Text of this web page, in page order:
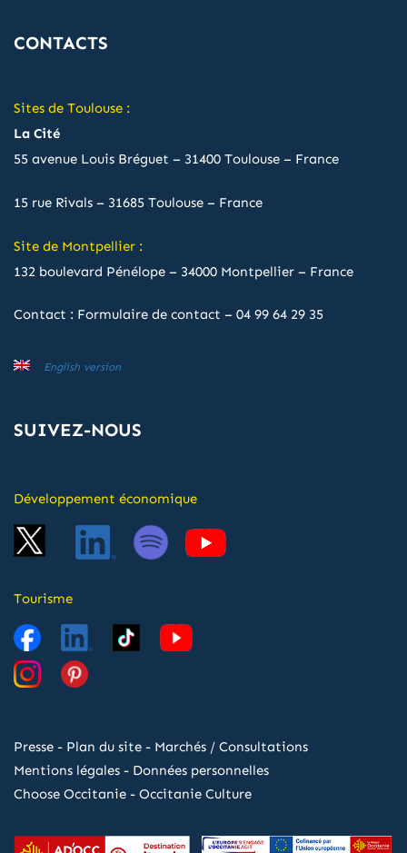
CONTACTS
Sites de Toulouse :
La Cité
55 avenue Louis Bréguet – 31400 Toulouse – France
15 rue Rivals – 31685 Toulouse – France
Site de Montpellier :
132 boulevard Pénélope – 34000 Montpellier – France
Contact : Formulaire de contact – 04 99 64 29 35
English version
SUIVEZ-NOUS
Développement économique
Tourisme
Presse - Plan du site - Marchés / Consultations
Mentions légales - Données personnelles
Choose Occitanie - Occitanie Culture